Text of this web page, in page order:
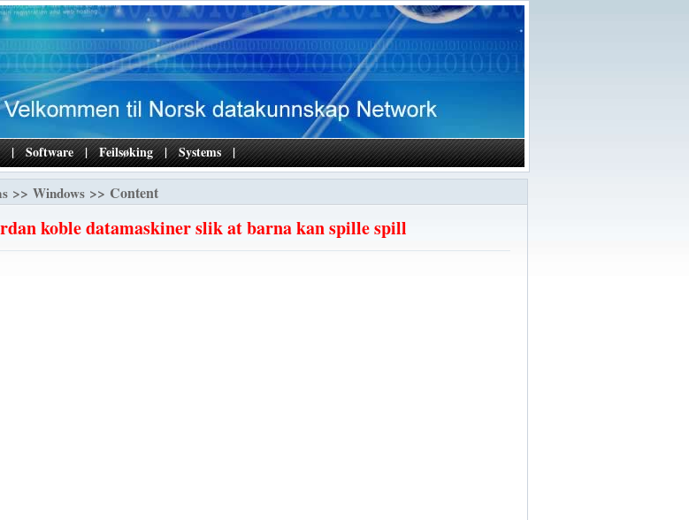
| Software | Feilsøking | Systems |
>> Windows >> Content
koble datamaskiner slik at barna kan spille spill